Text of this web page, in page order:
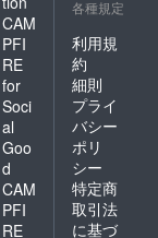
CAM
PFI
RE
for
Soci
al
Goo
d
CAM
PFI
RE
各種規定
利用規
約
細則
プライ
バシー
ポリ
シー
特定商
取引法
に基づ